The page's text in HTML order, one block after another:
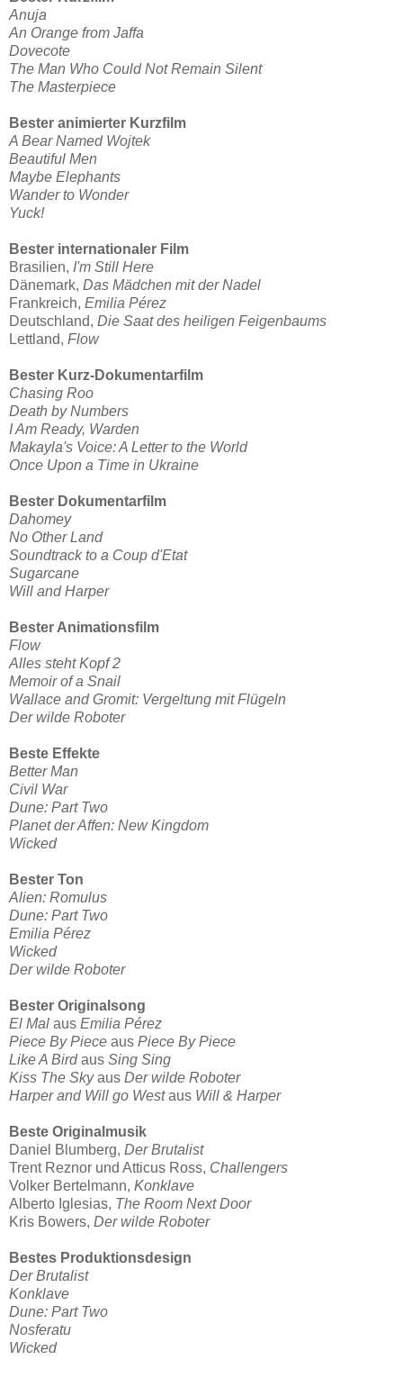
Anuja
An Orange from Jaffa
Dovecote
The Man Who Could Not Remain Silent
The Masterpiece
Bester animierter Kurzfilm
A Bear Named Wojtek
Beautiful Men
Maybe Elephants
Wander to Wonder
Yuck!
Bester internationaler Film
Brasilien, I'm Still Here
Dänemark, Das Mädchen mit der Nadel
Frankreich, Emilia Pérez
Deutschland, Die Saat des heiligen Feigenbaums
Lettland, Flow
Bester Kurz-Dokumentarfilm
Chasing Roo
Death by Numbers
I Am Ready, Warden
Makayla's Voice: A Letter to the World
Once Upon a Time in Ukraine
Bester Dokumentarfilm
Dahomey
No Other Land
Soundtrack to a Coup d'Etat
Sugarcane
Will and Harper
Bester Animationsfilm
Flow
Alles steht Kopf 2
Memoir of a Snail
Wallace and Gromit: Vergeltung mit Flügeln
Der wilde Roboter
Beste Effekte
Better Man
Civil War
Dune: Part Two
Planet der Affen: New Kingdom
Wicked
Bester Ton
Alien: Romulus
Dune: Part Two
Emilia Pérez
Wicked
Der wilde Roboter
Bester Originalsong
El Mal aus Emilia Pérez
Piece By Piece aus Piece By Piece
Like A Birdaus Sing Sing
Kiss The Skyaus Der wilde Roboter
Harper and Will go Westaus Will & Harper
Beste Originalmusik
Daniel Blumberg, Der Brutalist
Trent Reznor und Atticus Ross, Challengers
Volker Bertelmann, Konklave
Alberto Iglesias, The Room Next Door
Kris Bowers, Der wilde Roboter
Bestes Produktionsdesign
Der Brutalist
Konklave
Dune: Part Two
Nosferatu
Wicked